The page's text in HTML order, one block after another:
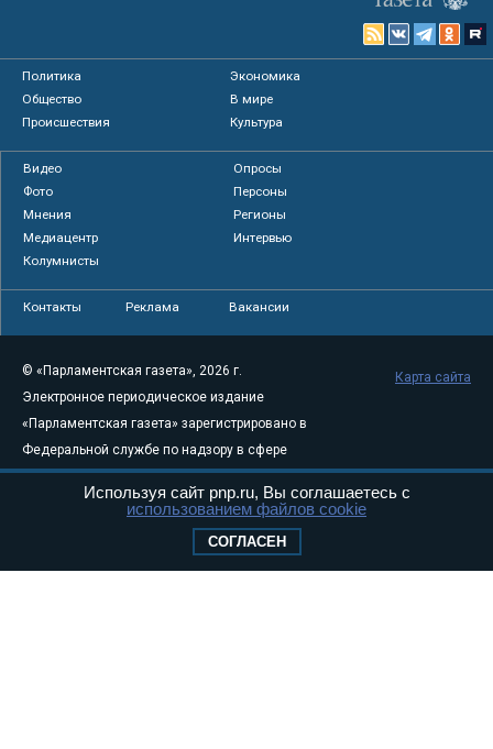
Политика
Экономика
Общество
В мире
Происшествия
Культура
Видео
Опросы
Фото
Персоны
Мнения
Регионы
Медиацентр
Интервью
Колумнисты
Контакты Реклама Вакансии
© «Парламентская газета», 2026 г.
Электронное периодическое издание
«Парламентская газета» зарегистрировано в
Федеральной службе по надзору в сфере
связи, информационных технологий и
массовых коммуникаций (Роскомнадзор) 05
Свидетельство о регистрации Эл № ФС77-
Карта сайта
Используя сайт pnp.ru, Вы соглашаетесь с
использованием файлов cookie
СОГЛАСЕН